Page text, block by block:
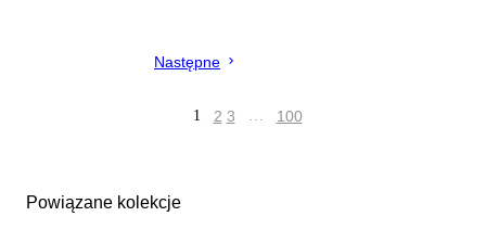
Następne
1 2 3 … 100
Powiązane kolekcje